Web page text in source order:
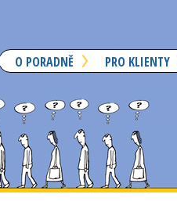
O PORADNĚ PRO KLIENTY